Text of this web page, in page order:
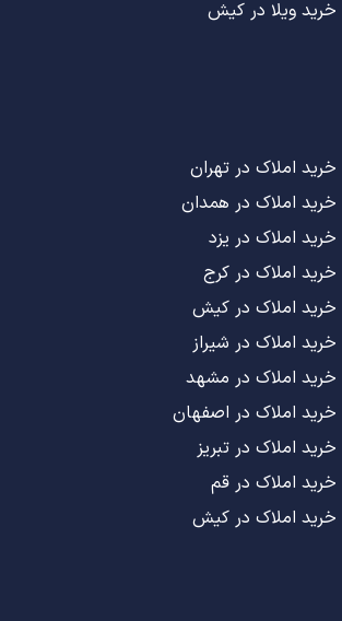
خرید ویلا در کیش
خرید املاک در تهران
خرید املاک در همدان
خرید املاک در یزد
خرید املاک در کرج
خرید املاک در کیش
خرید املاک در شیراز
خرید املاک در مشهد
خرید املاک در اصفهان
خرید املاک در تبریز
خرید املاک در قم
خرید املاک در کیش